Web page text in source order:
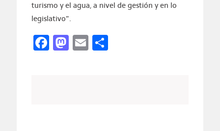
turismo y el agua, a nivel de gestión y en lo
legislativo”.
Facebook
Mastodon
EmailCompartir